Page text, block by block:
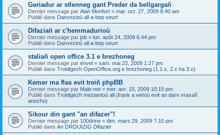
Geriadur ar stlenneg gant Preder da bellgargañ
Dernier message par Alan Monfort « mar. oct. 27, 2009 8:40 am
Publié dans Danvezioù all a-bep seurt
Difaziañ ar c'hemmadurioù
Dernier message par job « lun. août 24, 2009 6:44 pm
Publié dans Danvezioù all a-bep seurt
staliañ open office 3.1 e brezhoneg
Dernier message par envel « sam. mai 23, 2009 1:27 pm
Publié dans Troidigezh OpenOffice.org e brezhoneg (1.1.x, 2.x ha 3.x)
Kemer ma flas evit treiñ phpBB
Dernier message par Malo-net « mer. avr. 15, 2009 10:15 pm
Publié dans Troidigezh meziantoù all (frank a wirioù evit an darn vrasañ
anezho)
Sikour din gant "an difazer"!
Dernier message par 100drine « dim. mars 29, 2009 7:10 pm
Publié dans An DROUIZIG Difazier